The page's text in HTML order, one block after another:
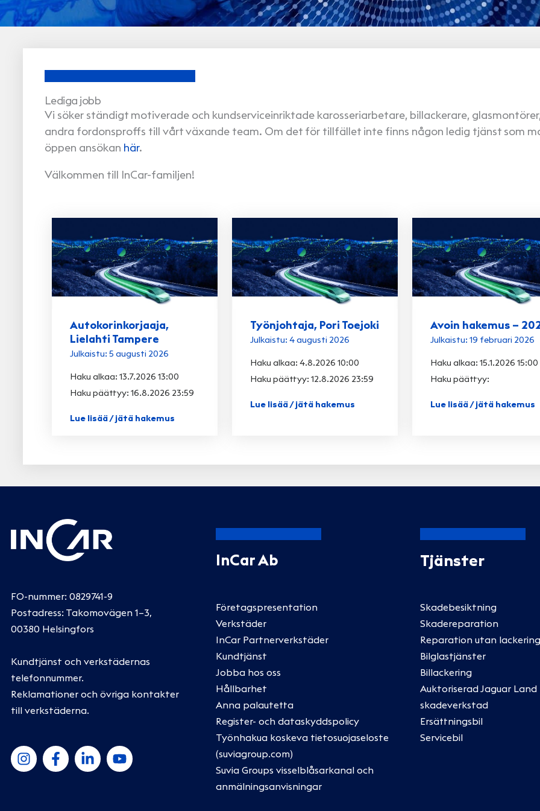
Lediga jobb
Vi söker ständigt motiverade och kundserviceinriktade karosseriarbetare, billackerare,
andra fordonsproffs till vårt växande team. Om det för tillfället inte finns någon ledig tjänst som
öppen ansökan här.
Välkommen till InCar-familjen!
Autokorinkorjaaja,
Lielahti Tampere
Julkaistu: 5 augusti 2026
Haku alkaa: 13.7.2026 13:00
Haku päättyy: 16.8.2026 23:59
Lue lisää / jätä hakemus
Työnjohtaja, Pori Toejoki
Julkaistu: 4 augusti 2026
Haku alkaa: 4.8.2026 10:00
Haku päättyy: 12.8.2026 23:59
Lue lisää / jätä hakemus
Avoin hakemus –
Julkaistu: 19 februari 2026
Haku alkaa: 15.1.2026 15:00
Haku päättyy:
Lue lisää / jätä hakemus
FO-nummer: 0829741-9
Postadress: Takomovägen 1–3,
00380 Helsingfors
Kundtjänst och verkstädernas
telefonnummer.
Reklamationer och övriga kontakter
till verkstäderna.
InCar Ab
Företagspresentation
Verkstäder
InCar Partnerverkstäder
Kundtjänst
Jobba hos oss
Hållbarhet
Anna palautetta
Register- och dataskyddspolicy
Työnhakua koskeva tietosuojaseloste
(suviagroup.com)
Suvia Groups visselblåsarkanal och
anmälningsanvisningar
Tjänster
Skadebesiktning
Skadereparation
Reparation utan lackering
Bilglastjänster
Billackering
Auktoriserad Jaguar Land
skadeverkstad
Ersättningsbil
Servicebil